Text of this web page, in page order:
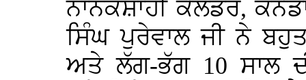
ਨਾਨਕਸ਼ਾਹੀ ਕੈਲੰਡਰ,
ਸਿੰਘ ਪੁਰੇਵਾਲ ਜੀ ਨੇ
ਅਤੇ ਲੱਗ-ਭੱਗ 10 ਸਾਲ